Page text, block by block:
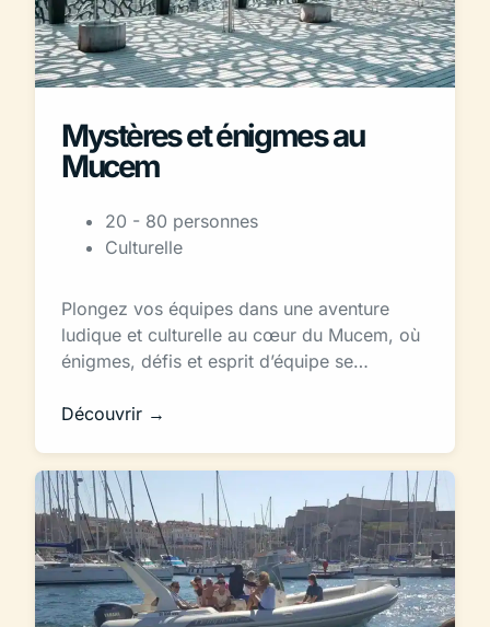
Mystères et énigmes au
Mucem
20 - 80 personnes
Culturelle
Plongez vos équipes dans une aventure
ludique et culturelle au cœur du Mucem, où
énigmes, défis et esprit d’équipe se…
Découvrir →